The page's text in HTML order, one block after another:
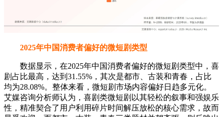
最受欢迎。而都市、古装、青春三类题材并驾齐驱，则反映出
观众渴望在都市故事中找到情感共鸣与现实投射。